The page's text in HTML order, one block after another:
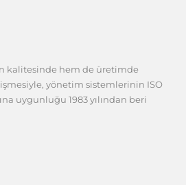
kalitesinde hem de üretimde
yönetim sistemlerinin ISO
uygunluğu 1983 yılından beri